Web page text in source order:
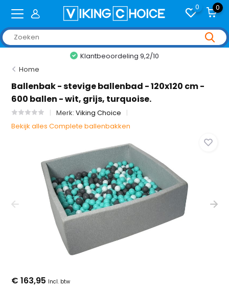
0 0
+2,000 reviews
Home
Ballenbak - stevige ballenbad - 120x120 cm -
600 ballen - wit, grijs, turquoise.
Merk:Viking Choice
Bekijk alles Complete ballenbakken
€ 163,95 Incl. btw